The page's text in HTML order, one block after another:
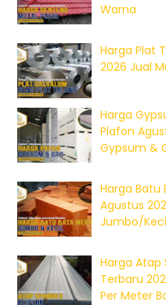
Warna
Harga Plat
2026 Jual
Harga
Plafon
Gypsum &
Harga Batu
Agustus
Jumbo/
Harga Atap
Terbaru
Per Meter